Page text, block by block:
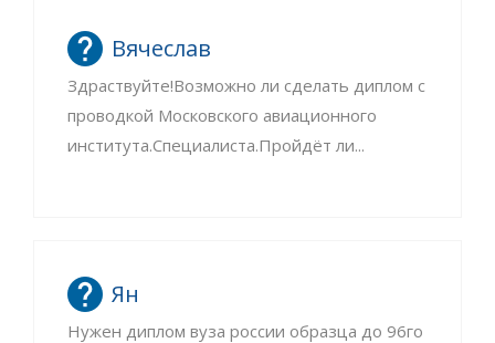
Вячеслав
Здраствуйте!Возможно ли сделать диплом с
проводкой Московского авиационного
института.Специалиста.Пройдёт ли...
Ян
Нужен диплом вуза россии образца до 96го